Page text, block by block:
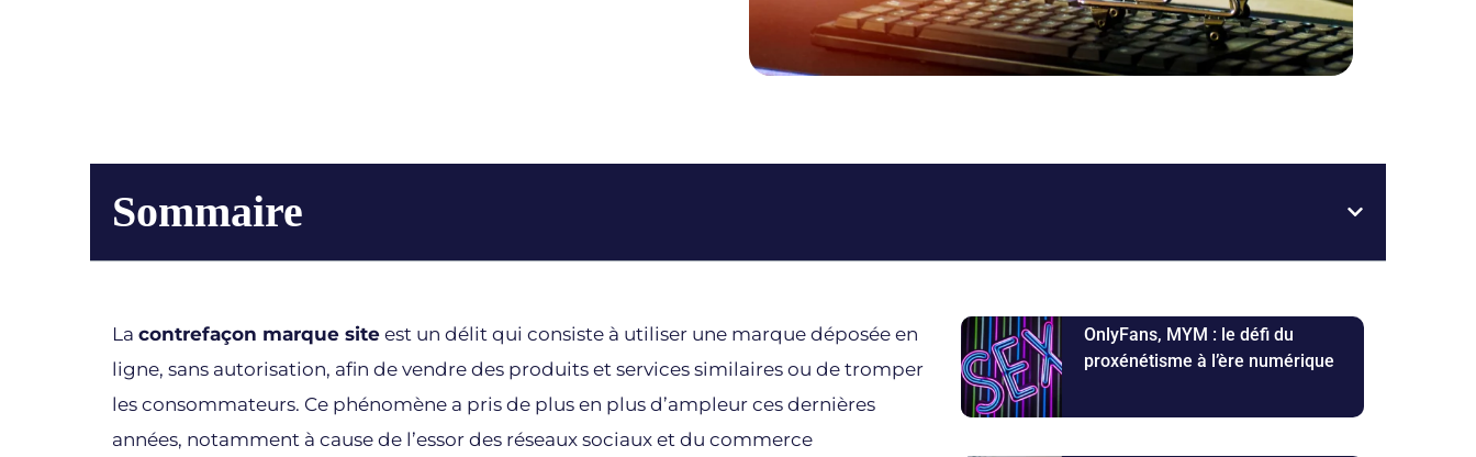
Sommaire
La contrefaçon marque site est un délit qui consiste à utiliser une marque déposée en
ligne, sans autorisation, afin de vendre des produits et services similaires ou de tromper
les consommateurs. Ce phénomène a pris de plus en plus d’ampleur ces dernières
années, notamment à cause de l’essor des réseaux sociaux et du commerce
OnlyFans, MYM : le défi du
proxénétisme à l’ère numérique